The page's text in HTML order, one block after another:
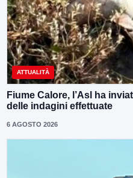
ATTUALITÀ
Fiume Calore, l’Asl ha
delle indagini effettuate
6 AGOSTO 2026